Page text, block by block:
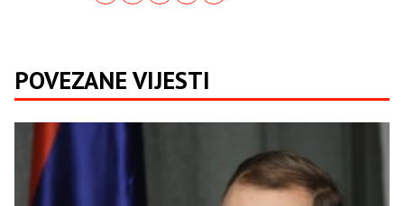
POVEZANE VIJESTI